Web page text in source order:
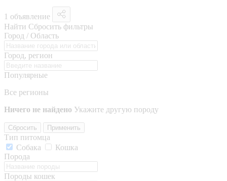
1 объявление
Найти Сбросить фильтры
Город / Область
Город, регион
Популярные
Все регионы
Ничего не найдено Укажите другую породу
Сбросить Применить
Тип питомца
Собака
Кошка
Порода
Породы кошек